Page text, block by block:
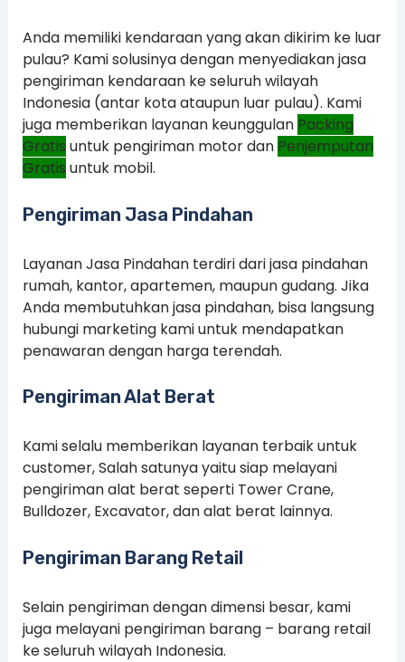
Anda memiliki kendaraan yang akan dikirim ke luar
pulau? Kami solusinya dengan menyediakan jasa
pengiriman kendaraan ke seluruh wilayah
Indonesia (antar kota ataupun luar pulau). Kami
juga memberikan layanan keunggulan Packing
Gratis untuk pengiriman motor dan Penjemputan
Gratis untuk mobil.
Pengiriman Jasa Pindahan
Layanan Jasa Pindahan terdiri dari jasa pindahan
rumah, kantor, apartemen, maupun gudang. Jika
Anda membutuhkan jasa pindahan, bisa langsung
hubungi marketing kami untuk mendapatkan
penawaran dengan harga terendah.
Pengiriman Alat Berat
Kami selalu memberikan layanan terbaik untuk
customer, Salah satunya yaitu siap melayani
pengiriman alat berat seperti Tower Crane,
Bulldozer, Excavator, dan alat berat lainnya.
Pengiriman Barang Retail
Selain pengiriman dengan dimensi besar, kami
juga melayani pengiriman barang – barang retail
ke seluruh wilayah Indonesia.